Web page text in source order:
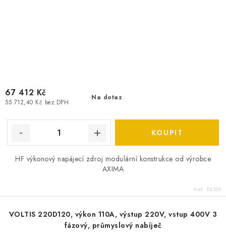
Na dotaz
55 712,40 Kč bez DPH
67 412 Kč
HF výkonový napájecí zdroj modulární konstrukce od výrobce
AXIMA
Kód: E6358
VOLTIS 220D120, výkon 110A, výstup 220V, vstup 400V 3
fázový, průmyslový nabíječ